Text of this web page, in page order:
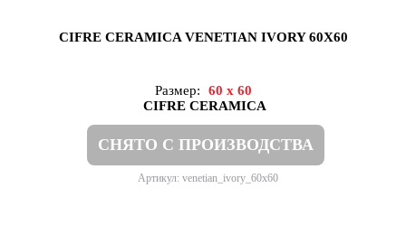
CIFRE CERAMICA VENETIAN IVORY 60X60
Размер:
60 x 60
CIFRE CERAMICA
СНЯТО С ПРОИЗВОДСТВА
Артикул: venetian_ivory_60x60